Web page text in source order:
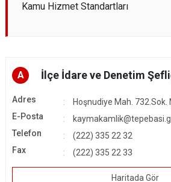
Kamu Hizmet Standartları
A İlçe İdare ve Denetim
Adres
Hoşnudiye Mah. 732.Sok.
E-Posta
Telefon
(222) 335 22 32
Fax
(222) 335 22 33
Haritada Gör